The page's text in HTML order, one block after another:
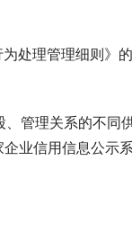
理管理细则》
管理关系的不
业信用信息公示